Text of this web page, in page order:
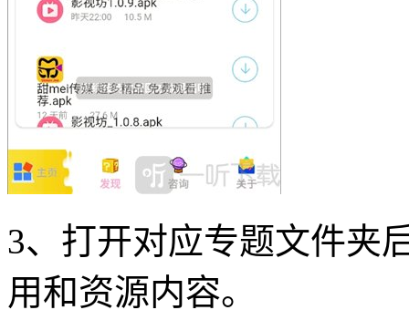
3、打开对应专题文件夹
用和资源内容。